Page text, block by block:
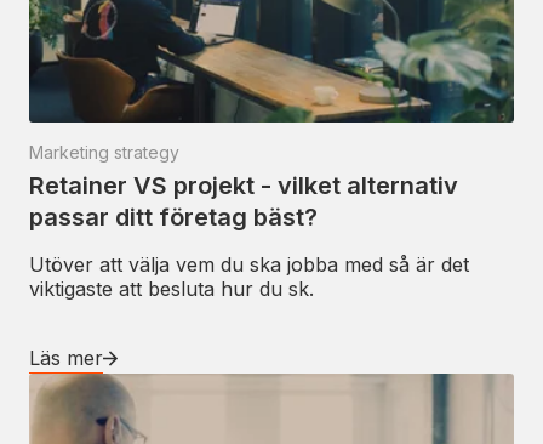
Marketing strategy
Retainer VS projekt - vilket alternativ
passar ditt företag bäst?
Utöver att välja vem du ska jobba med så är det
viktigaste att besluta hur du sk.
Läs mer